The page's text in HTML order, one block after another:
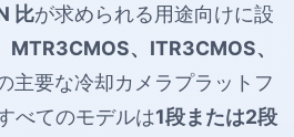
比が求められる用途向けに設
MTR3CMOS、ITR3CMOS、
主要な冷却カメラプラットフ
べてのモデルは1段または2段